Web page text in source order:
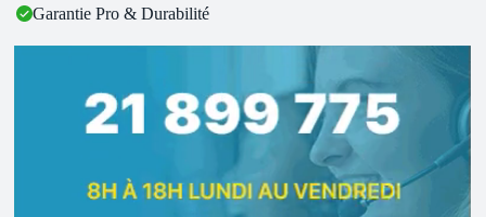
Garantie Pro & Durabilité